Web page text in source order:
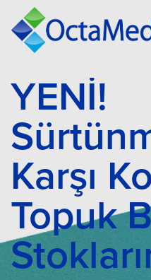
YENİ!
Karşı
Topuk